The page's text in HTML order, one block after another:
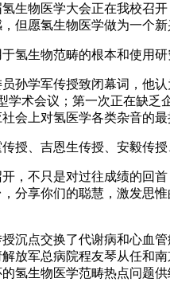
生物医学大会正在我校召
但愿氢生物医学做为一个新
生物范畴的根本和使用研
学军传授致闭幕词，他
术会议；第一次正在缺
上对氢医学各类杂音的
、吉恩生传授、安毅传授
不只是对过往成绩的回
分享你们的聪慧，激发思
点交换了代谢病和心血
放军总病院程友琴从任和
氢生物医学范畴热点问题供